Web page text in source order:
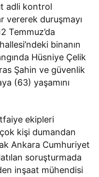
adli kontrol
vererek duruşmayı
Temmuz’da
binanın
Hüsniye Çelik
Şahin ve güvenlik
(63) yaşamını
ekipleri
kişi dumandan
Ankara Cumhuriyet
soruşturmada
inşaat mühendisi